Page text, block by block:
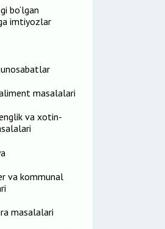
bo‘lgan
imtiyozlar
masalalari
va xotin-
va kommunal
masalalari